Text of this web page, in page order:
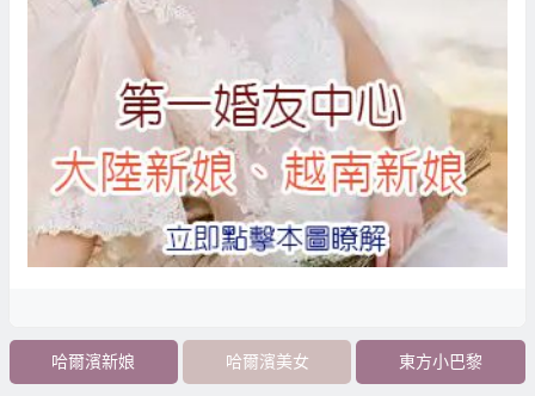
哈爾濱新娘 哈爾濱美女 東方小巴黎